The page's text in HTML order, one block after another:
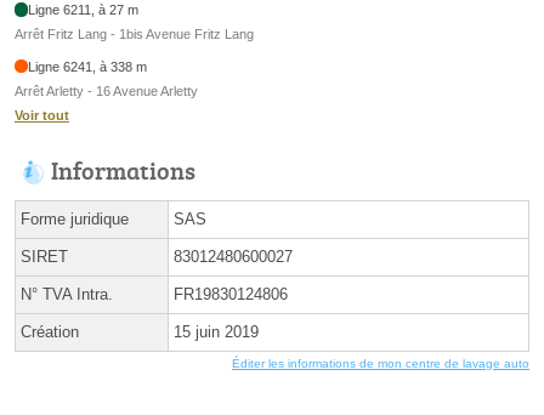
Ligne 6211, à 27 m
Arrêt Fritz Lang - 1bis Avenue Fritz Lang
Ligne 6241, à 338 m
Arrêt Arletty - 16 Avenue Arletty
Voir tout
Informations
Forme juridique SAS
SIRET 83012480600027
N° TVA Intra. FR19830124806
Création 15 juin 2019
Éditer les informations de mon centre de lavage auto